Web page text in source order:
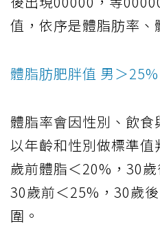
值，依序是體脂肪率、
體脂肪肥胖值 男＞
體脂率會因性別、飲食
以年齡和性別做標準
歲前體脂＜20%，30
30歲前＜25%，30歲
圍。